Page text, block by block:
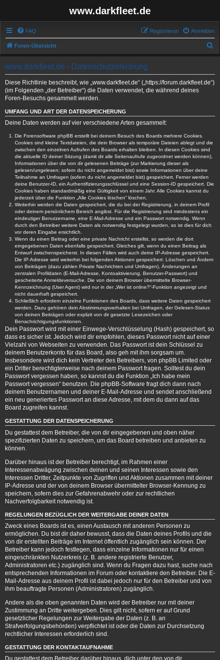
www.darkfleet.de
FAQ Anmelden
Registrieren
Foren-Übersicht
u
www.darkfleet.de - Datenschutzerklärung
Diese Richtlinie beschreibt, wie „www.darkfleet.de“ („https://forum.darkfleet.de“)
(im Folgenden „der Betreiber“) die Daten verwendet, die während deines
Foren-Besuchs gesammelt werden.
UMFANG UND ART DER DATENSPEICHERUNG
Deine Daten werden auf vier verschiedene Arten gesammelt:
Die Forensoftware phpBB erstellt bei deinem Besuch des Boards mehrere Cookies.
Cookies sind kleine Textdateien, die dein Browser als temporäre Dateien ablegt und die
zwischen den einzelnen Aufrufen des Boards erhalten bleiben. In diesen Cookies sind
die aktuelle ID deiner Sitzung (damit dir alle Seitenaufrufe zugeordnet werden können),
Informationen über die von dir gelesenen Beiträge (zur Markierung dieser als
gelesen/ungelesen; sofern du nicht angemeldet bist) sowie Informationen über deine
Teilnahme an Umfragen (sofern du nicht angemeldet bist) gespeichert. Ferner werden
deine Benutzer-ID, ein Authentifizierungsschlüssel und eine Session-ID gespeichert. Die
Cookies haben standardmäßig eine Gültigkeit von einem Jahr. Alle Cookies kannst du
jederzeit über die Funktion „Alle Cookies löschen“ löschen.
Weiterhin werden die Daten gespeichert, die du bei der Registrierung, in deinem Profil
oder deinem persönlichem Bereich angibst. Für die Registrierung sind mindestens ein
eindeutiger Benutzername, eine E-Mail-Adresse und ein Passwort notwendig. Wenn
durch den Betreiber weitere Daten als notwendig festgelegt wurden, so ist dies für dich
vor deren Eingabe ersichtlich.
Wenn du einen Beitrag oder eine private Nachricht erstellst, so werden die dort
eingegebenen Daten ebenfalls gespeichert. Gleiches gilt, wenn du einen Beitrag als
Entwurf zwischenspeicherst. In diesen Fällen wird auch deine IP-Adresse gespeichert.
Die IP-Adresse wird weiterhin bei folgenden Aktionen gespeichert: Löschen und Ändern
von Beiträgen (dazu zählen Private Nachrichten und Umfragen), Änderungen an
zentralen Profildaten (E-Mail-Adresse, Kontoaktivierung, Benutzer-Passwort) und
gescheiterte Anmeldeversuche. Die von deinem Browser übermittelte Browser-
Kennzeichnung (User Agent) wird nur in der „Wer ist online?“-Funktion angezeigt und
nicht dauerhaft gespeichert.
Schließlich erfordern einzelne Funktionen des Boards, dass weitere Daten gespeichert
werden. Dazu gehören dein Abstimmungsverhalten bei Umfragen, der Gelesen-Status
von deinen Beiträgen oder explizit von dir gesetzte Lesezeichen oder
Benachrichtigungsfunktionen.
Dein Passwort wird mit einer Einwege-Verschlüsselung (Hash) gespeichert, so
dass es sicher ist. Jedoch wird dir empfohlen, dieses Passwort nicht auf einer
Vielzahl von Webseiten zu verwenden. Das Passwort ist dein Schlüssel zu
deinem Benutzerkonto für das Board, also geh mit ihm sorgsam um.
Insbesondere wird dich kein Vertreter des Betreibers, von phpBB Limited oder
ein Dritter berechtigterweise nach deinem Passwort fragen. Solltest du dein
Passwort vergessen haben, so kannst du die Funktion „Ich habe mein
Passwort vergessen“ benutzen. Die phpBB-Software fragt dich dann nach
deinem Benutzernamen und deiner E-Mail-Adresse und sendet anschließend
ein neu generiertes Passwort an diese Adresse, mit dem du dann auf das
Board zugreifen kannst.
GESTATTUNG DER DATENSPEICHERUNG
Du gestattest dem Betreiber, die von dir eingegebenen und oben näher
spezifizierten Daten zu speichern, um das Board betreiben und anbieten zu
können.
Darüber hinaus ist der Betreiber berechtigt, im Rahmen einer
Interessenabwägung zwischen deinen und seinen Interessen sowie den
Interessen Dritter, Zeitpunkte von Zugriffen und Aktionen zusammen mit deiner
IP-Adresse und der von deinem Browser übermittelter Browser-Kennung zu
speichern, sofern dies zur Gefahrenabwehr oder zur rechtlichen
Nachverfolgbarkeit notwendig ist.
REGELUNGEN BEZÜGLICH DER WEITERGABE DEINER DATEN
Zweck eines Boards ist es, einen Austausch mit anderen Personen zu
ermöglichen. Du bist dir daher bewusst, dass die Daten deines Profils und die
von dir erstellten Beiträge im Internet öffentlich zugänglich sein können. Der
Betreiber kann jedoch festlegen, dass einzelne Informationen nur für einen
eingeschränkten Nutzerkreis (z. B. andere registrierte Benutzer,
Administratoren etc.) zugänglich sind. Wenn du Fragen dazu hast, suche nach
entsprechenden Informationen im Forum oder kontaktiere den Betreiber. Die E-
Mail-Adresse aus deinem Profil ist dabei jedoch nur für den Betreiber und von
ihm beauftragte Personen (Administratoren) zugänglich.
Andere als die oben genannten Daten wird der Betreiber nur mit deiner
Zustimmung an Dritte weitergeben. Dies gilt nicht, sofern er auf Grund
gesetzlicher Regelungen zur Weitergabe der Daten (z. B. an
Strafverfolgungsbehörden) verpflichtet ist oder die Daten zur Durchsetzung
rechtlicher Interessen erforderlich sind.
GESTATTUNG DER KONTAKTAUFNAHME
Du gestattest dem Betreiber darüber hinaus, dich unter den von dir